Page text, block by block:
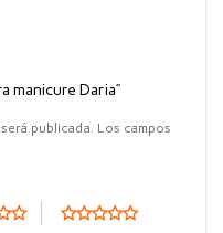
manicure Daria”
publicada. Los campos